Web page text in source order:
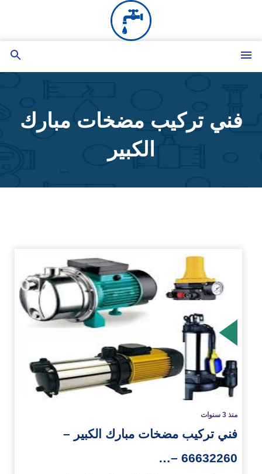
المحتوى
فني تركيب مضخات مبارك
الكبير
منذ 3 سنوات
فني تركيب مضخات مبارك الكبير –
66632260 –…